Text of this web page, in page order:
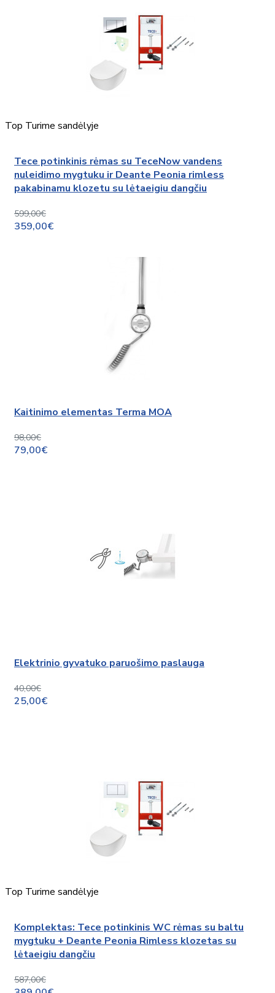
Top Turime sandėlyje
Tece potinkinis rėmas su TeceNow vandens
nuleidimo mygtuku ir Deante Peonia rimless
pakabinamu klozetu su lėtaeigiu dangčiu
599,00€
359,00€
Kaitinimo elementas Terma MOA
98,00€
79,00€
Elektrinio gyvatuko paruošimo paslauga
40,00€
25,00€
Top Turime sandėlyje
Komplektas: Tece potinkinis WC rėmas su baltu
mygtuku + Deante Peonia Rimless klozetas su
lėtaeigiu dangčiu
587,00€